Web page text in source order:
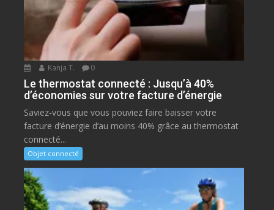
Kanja T. 0
Le thermostat connecté : Jusqu’à 40%
d’économies sur votre facture d’énergie
Saviez-vous que vous pouviez faire baisser votre
facture d’énergie d’au moins 40% grâce au thermostat
connecté...
Objet connecté